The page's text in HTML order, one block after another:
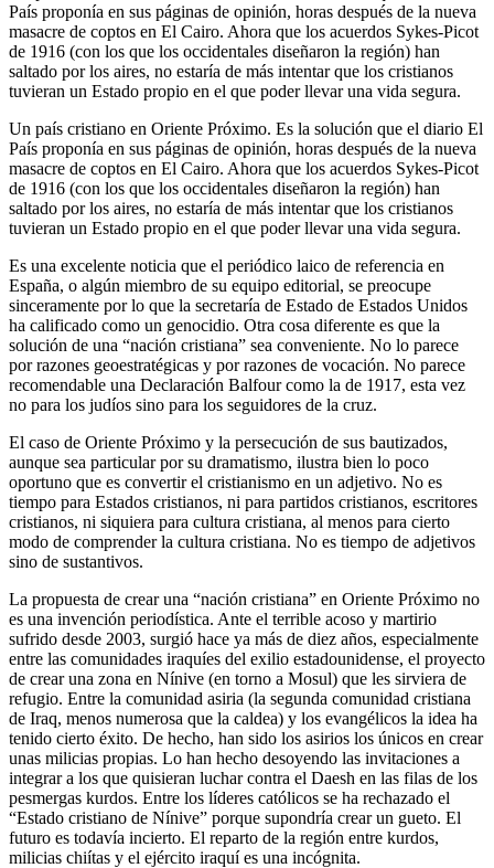
País proponía en sus páginas de opinión, horas después de la nueva
masacre de coptos en El Cairo. Ahora que los acuerdos Sykes-Picot
de 1916 (con los que los occidentales diseñaron la región) han
saltado por los aires, no estaría de más intentar que los cristianos
tuvieran un Estado propio en el que poder llevar una vida segura.
Un país cristiano en Oriente Próximo. Es la solución que el diario El
País proponía en sus páginas de opinión, horas después de la nueva
masacre de coptos en El Cairo. Ahora que los acuerdos Sykes-Picot
de 1916 (con los que los occidentales diseñaron la región) han
saltado por los aires, no estaría de más intentar que los cristianos
tuvieran un Estado propio en el que poder llevar una vida segura.
Es una excelente noticia que el periódico laico de referencia en
España, o algún miembro de su equipo editorial, se preocupe
sinceramente por lo que la secretaría de Estado de Estados Unidos
ha calificado como un genocidio. Otra cosa diferente es que la
solución de una “nación cristiana” sea conveniente. No lo parece
por razones geoestratégicas y por razones de vocación. No parece
recomendable una Declaración Balfour como la de 1917, esta vez
no para los judíos sino para los seguidores de la cruz.
El caso de Oriente Próximo y la persecución de sus bautizados,
aunque sea particular por su dramatismo, ilustra bien lo poco
oportuno que es convertir el cristianismo en un adjetivo. No es
tiempo para Estados cristianos, ni para partidos cristianos, escritores
cristianos, ni siquiera para cultura cristiana, al menos para cierto
modo de comprender la cultura cristiana. No es tiempo de adjetivos
sino de sustantivos.
La propuesta de crear una “nación cristiana” en Oriente Próximo no
es una invención periodística. Ante el terrible acoso y martirio
sufrido desde 2003, surgió hace ya más de diez años, especialmente
entre las comunidades iraquíes del exilio estadounidense, el proyecto
de crear una zona en Nínive (en torno a Mosul) que les sirviera de
refugio. Entre la comunidad asiria (la segunda comunidad cristiana
de Iraq, menos numerosa que la caldea) y los evangélicos la idea ha
tenido cierto éxito. De hecho, han sido los asirios los únicos en crear
unas milicias propias. Lo han hecho desoyendo las invitaciones a
integrar a los que quisieran luchar contra el Daesh en las filas de los
pesmergas kurdos. Entre los líderes católicos se ha rechazado el
“Estado cristiano de Nínive” porque supondría crear un gueto. El
futuro es todavía incierto. El reparto de la región entre kurdos,
milicias chiítas y el ejército iraquí es una incógnita.